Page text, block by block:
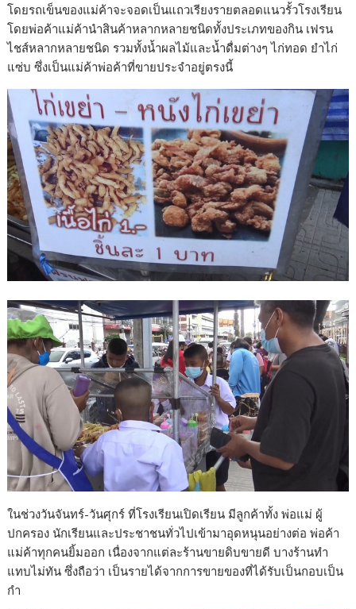
โดยรถเข็นของแม่ค้าจะจอดเป็นแถวเรียงรายตลอดแนวรั้วโรงเรียน
โดยพ่อค้าแม่ค้านำสินค้าหลากหลายชนิดทั้งประเภทของกิน เฟรน
ไชส์หลากหลายชนิด รวมทั้งน้ำผลไม้และน้ำดื่มต่างๆ ไก่ทอด ยำไก่
แซ่บ ซึ่งเป็นแม่ค้าพ่อค้าที่ขายประจำอยู่ตรงนี้
ในช่วงวันจันทร์-วันศุกร์ ที่โรงเรียนเปิดเรียน มีลูกค้าทั้ง พ่อแม่ ผู้
ปกครอง นักเรียนและประชาชนทั่วไปเข้ามาอุดหนุนอย่างต่อ พ่อค้า
แม่ค้าทุกคนยิ้มออก เนื่องจากแต่ละร้านขายดิบขายดี บางร้านทำ
แทบไม่ทัน ซึ่งถือว่า เป็นรายได้จากการขายของที่ได้รับเป็นกอบเป็น
กำ